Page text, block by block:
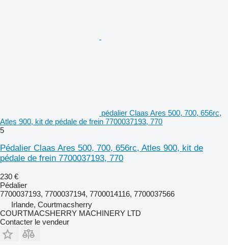
pédalier Claas Ares 500, 700, 656rc,
Atles 900, kit de pédale de frein 7700037193, 770
5
Pédalier Claas Ares 500, 700, 656rc, Atles 900, kit de
pédale de frein 7700037193, 770
230 €
Pédalier
7700037193, 7700037194, 7700014116, 7700037566
Irlande, Courtmacsherry
COURTMACSHERRY MACHINERY LTD
Contacter le vendeur